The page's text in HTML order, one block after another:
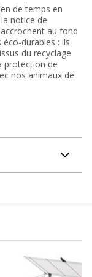
de temps en
notice de
au fond
durables : ils
du recyclage
protection de
nos animaux de